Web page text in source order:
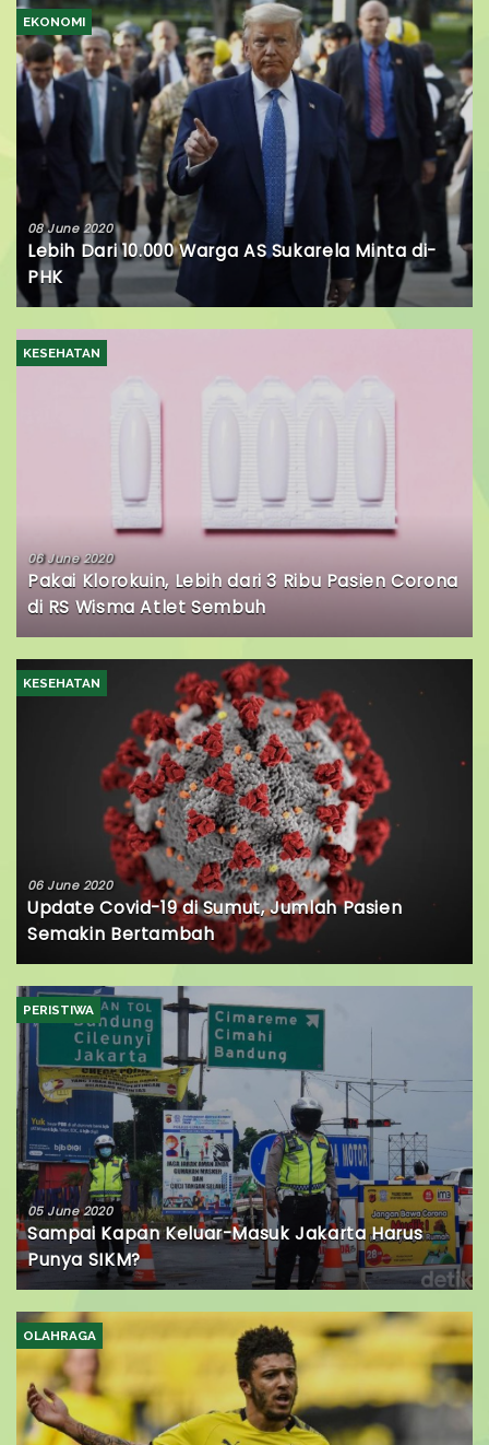
EKONOMI
08 June 2020
Lebih Dari 10.000 Warga AS Sukarela Minta di-
PHK
KESEHATAN
06 June 2020
Pakai Klorokuin, Lebih dari 3 Ribu Pasien Corona
di RS Wisma Atlet Sembuh
KESEHATAN
06 June 2020
Update Covid-19 di Sumut, Jumlah Pasien
Semakin Bertambah
PERISTIWA
05 June 2020
Sampai Kapan Keluar-Masuk Jakarta Harus
Punya SIKM?
OLAHRAGA